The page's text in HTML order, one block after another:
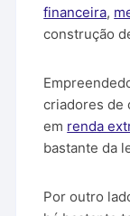
financeira,
construção
criadores de
em renda
bastante da
Por outro